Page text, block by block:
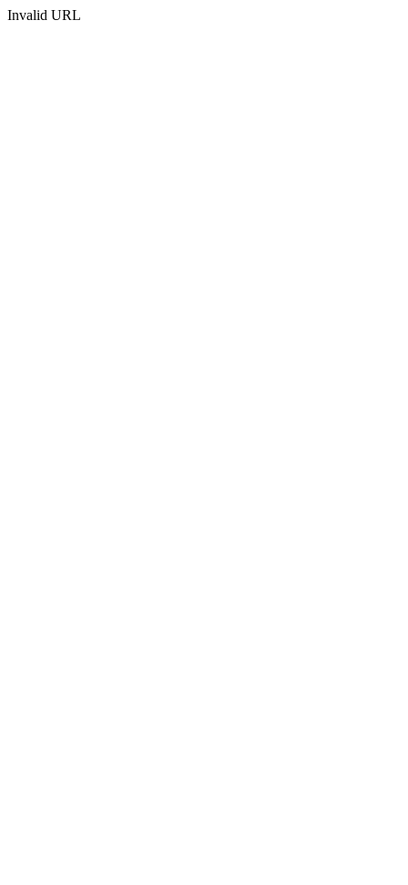
Invalid URL